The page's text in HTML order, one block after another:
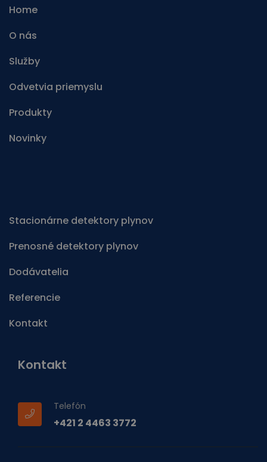
Home
O nás
Služby
Odvetvia priemyslu
Produkty
Novinky
Stacionárne detektory plynov
Prenosné detektory plynov
Dodávatelia
Referencie
Kontakt
Kontakt
Telefón
+421 2 4463 3772